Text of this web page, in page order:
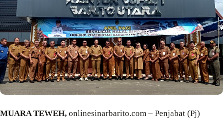
MUARA TEWEH, onlinesinarbarito.com – Penjabat (Pj)